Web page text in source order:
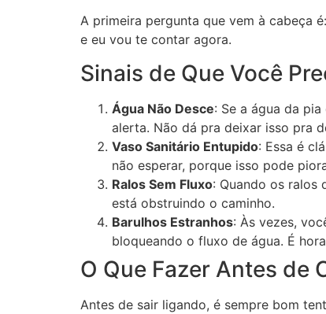
A primeira pergunta que vem à cabeça
e eu vou te contar agora.
Sinais de Que Você
Água Não Desce: Se a água da
alerta. Não dá pra deixar isso pra
Vaso Sanitário Entupido: Essa é
não esperar, porque isso pode
Ralos Sem Fluxo: Quando os ralos
está obstruindo o caminho.
Barulhos Estranhos: Às vezes,
bloqueando o fluxo de água. É
O Que Fazer Antes de
Antes de sair ligando, é sempre bom